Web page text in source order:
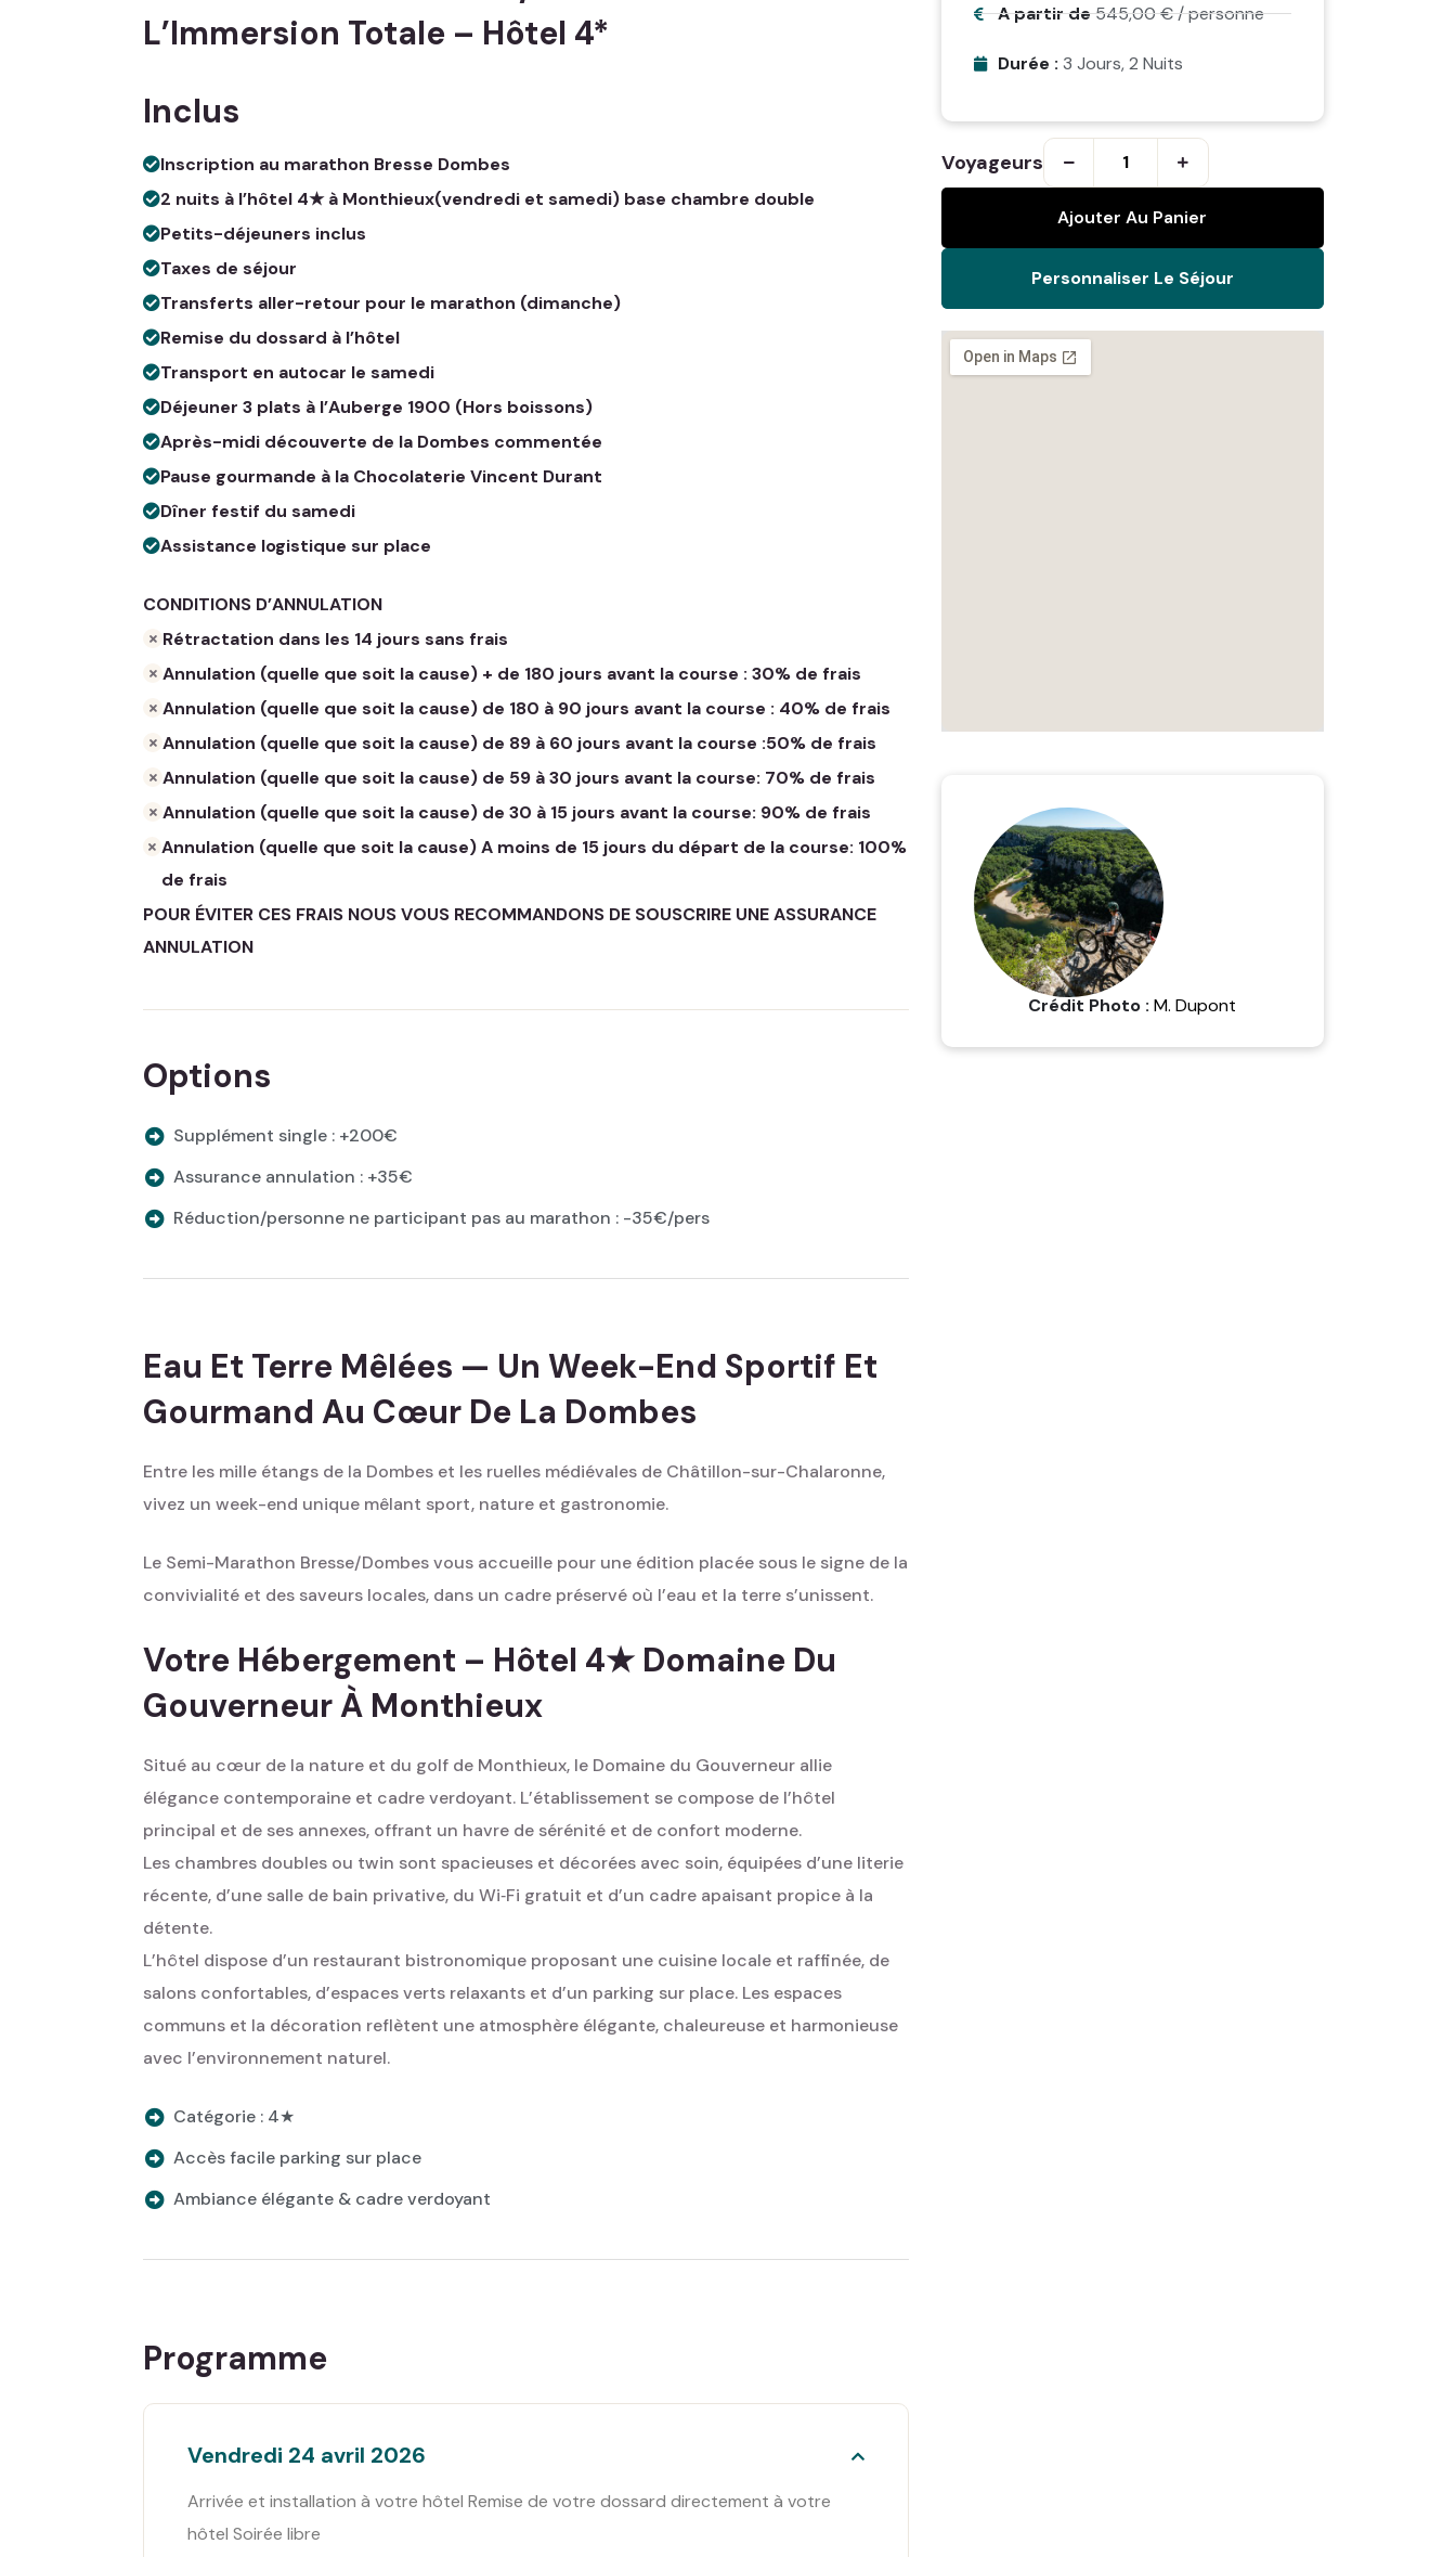
L’Immersion Totale – Hôtel 4*
Inclus
Inscription au marathon Bresse Dombes
2 nuits à l’hôtel 4★ à Monthieux(vendredi et samedi) base chambre double
Petits-déjeuners inclus
Taxes de séjour
Transferts aller-retour pour le marathon (dimanche)
Remise du dossard à l’hôtel
Transport en autocar le samedi
Déjeuner 3 plats à l’Auberge 1900 (Hors boissons)
Après-midi découverte de la Dombes commentée
Pause gourmande à la Chocolaterie Vincent Durant
Dîner festif du samedi
Assistance logistique sur place
CONDITIONS D’ANNULATION
Rétractation dans les 14 jours sans frais
Annulation (quelle que soit la cause) + de 180 jours avant la course : 30% de frais
Annulation (quelle que soit la cause) de 180 à 90 jours avant la course : 40% de frais
Annulation (quelle que soit la cause) de 89 à 60 jours avant la course :50% de frais
Annulation (quelle que soit la cause) de 59 à 30 jours avant la course: 70% de frais
Annulation (quelle que soit la cause) de 30 à 15 jours avant la course: 90% de frais
Annulation (quelle que soit la cause) A moins de 15 jours du départ de la course: 100%
de frais
POUR ÉVITER CES FRAIS NOUS VOUS RECOMMANDONS DE SOUSCRIRE UNE ASSURANCE
ANNULATION
Options
Supplément single : +200€
Assurance annulation : +35€
Réduction/personne ne participant pas au marathon : -35€/pers
Eau Et Terre Mêlées — Un Week-End Sportif Et
Gourmand Au Cœur De La Dombes
Entre les mille étangs de la Dombes et les ruelles médiévales de Châtillon-sur-Chalaronne,
vivez un week-end unique mêlant sport, nature et gastronomie.
Le Semi-Marathon Bresse/Dombes vous accueille pour une édition placée sous le signe de la
convivialité et des saveurs locales, dans un cadre préservé où l’eau et la terre s’unissent.
Votre Hébergement – Hôtel 4★ Domaine Du
Gouverneur À Monthieux
Situé au cœur de la nature et du golf de Monthieux, le Domaine du Gouverneur allie
élégance contemporaine et cadre verdoyant. L’établissement se compose de l’hôtel
principal et de ses annexes, offrant un havre de sérénité et de confort moderne.
Les chambres doubles ou twin sont spacieuses et décorées avec soin, équipées d’une literie
récente, d’une salle de bain privative, du Wi‑Fi gratuit et d’un cadre apaisant propice à la
détente.
L’hôtel dispose d’un restaurant bistronomique proposant une cuisine locale et raffinée, de
salons confortables, d’espaces verts relaxants et d’un parking sur place. Les espaces
communs et la décoration reflètent une atmosphère élégante, chaleureuse et harmonieuse
avec l’environnement naturel.
Catégorie : 4★
Accès facile parking sur place
Ambiance élégante & cadre verdoyant
Programme
Vendredi 24 avril 2026
Arrivée et installation à votre hôtel Remise de votre dossard directement à votre
hôtel Soirée libre
A partir de545,00€/ personne
Durée :3 Jours, 2 Nuits
Voyageurs
Ajouter Au Panier
Personnaliser Le Séjour
Crédit Photo : M. Dupont